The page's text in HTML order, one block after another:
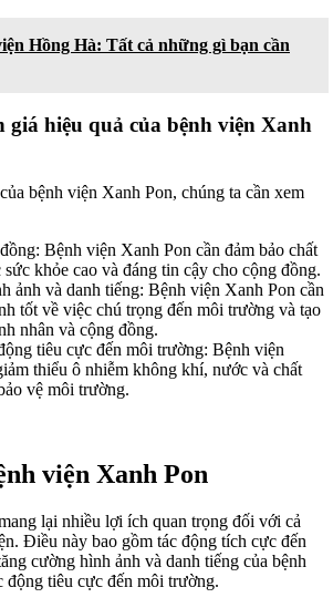
Hồng Hà: Tất cả những gì bạn cần
giá hiệu quả của bệnh viện Xanh
bệnh viện Xanh Pon, chúng ta cần xem
Bệnh viện Xanh Pon cần đảm bảo chất
khỏe cao và đáng tin cậy cho cộng đồng.
ảnh và danh tiếng: Bệnh viện Xanh Pon cần
tốt về việc chú trọng đến môi trường và tạo
nhân và cộng đồng.
tiêu cực đến môi trường: Bệnh viện
thiểu ô nhiễm không khí, nước và chất
vệ môi trường.
viện Xanh Pon
lại nhiều lợi ích quan trọng đối với cả
Điều này bao gồm tác động tích cực đến
cường hình ảnh và danh tiếng của bệnh
động tiêu cực đến môi trường.